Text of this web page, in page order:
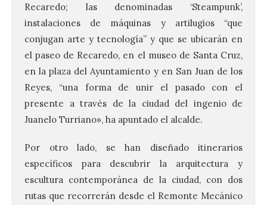
Recaredo; las denominadas ‘Steampunk’,
instalaciones de máquinas y artilugios “que
conjugan arte y tecnología” y que se ubicarán en
el paseo de Recaredo, en el museo de Santa Cruz,
en la plaza del Ayuntamiento y en San Juan de los
Reyes, “una forma de unir el pasado con el
presente a través de la ciudad del ingenio de
Juanelo Turriano», ha apuntado el alcalde.
Por otro lado, se han diseñado itinerarios
específicos para descubrir la arquitectura y
escultura contemporánea de la ciudad, con dos
rutas que recorrerán desde el Remonte Mecánico